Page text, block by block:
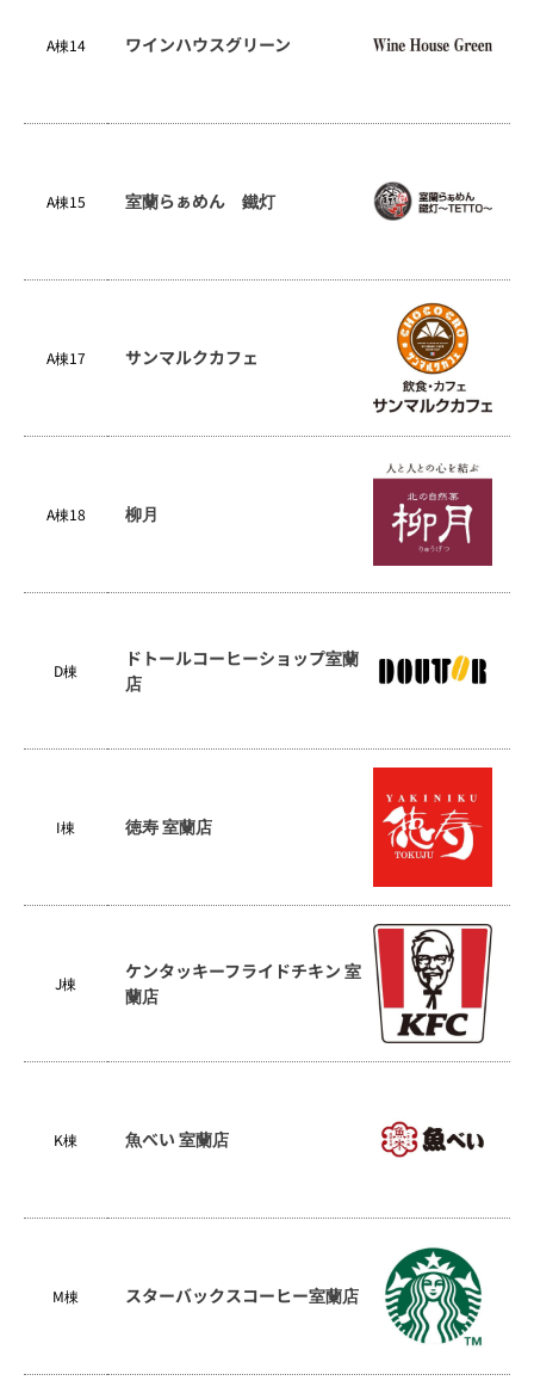
A棟14 ワインハウスグリーン
A棟15 室蘭らぁめん 鐵灯
A棟17 サンマルクカフェ
A棟18 柳月
D棟
ドトールコーヒーショップ室蘭
店
I棟 徳寿 室蘭店
J棟
ケンタッキーフライドチキン 室
蘭店
K棟 魚べい 室蘭店
M棟 スターバックスコーヒー室蘭店